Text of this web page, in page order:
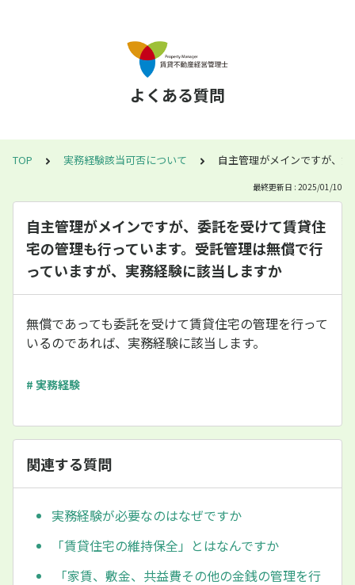
よくある質問
TOP 実務経験該当可否について 自主管理がメインですが、
最終更新日 : 2025/01/10
自主管理がメインですが、委託を受けて賃貸住
宅の管理も行っています。受託管理は無償で行
っていますが、実務経験に該当しますか
無償であっても委託を受けて賃貸住宅の管理を行って
いるのであれば、実務経験に該当します。
# 実務経験
関連する質問
実務経験が必要なのはなぜですか
「賃貸住宅の維持保全」とはなんですか
「家賃、敷金、共益費その他の金銭の管理を行